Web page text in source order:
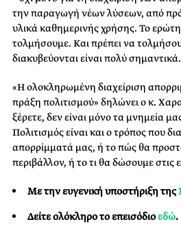
την παραγωγή νέων λύσεων, από
υλικά καθημερινής χρήσης. Το
τολμήσουμε. Και πρέπει να
διακυβεύονται είναι πολύ σημαντικά.
«Η ολοκληρωμένη διαχείριση
πράξη πολιτισμού» δηλώνει ο κ.
ξέρετε, δεν είναι μόνο τα μνημεία
Πολιτισμός είναι και ο τρόπος που
απορρίμματά μας, ή το πώς θα
περιβάλλον, ή το τι θα δώσουμε στις
Με την ευγενική υποστήριξη της
Δείτε ολόκληρο το επεισόδιοεδώ.